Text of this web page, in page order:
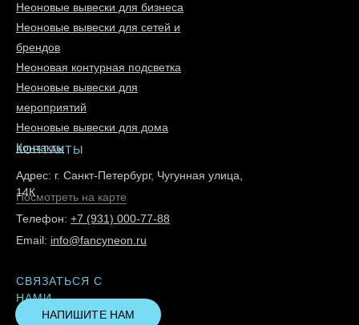
Неоновые вывески для бизнеса
Неоновые вывески для сетей и
брендов
Неоновая контурная подсветка
Неоновые вывески для
мероприятий
Неоновые вывески для дома
Контакты
КОНТАКТЫ
Посмотреть на карте
Адрес: г. Санкт-Петербург, Чугунная улица,
14К
Телефон: +7 (931) 000-77-88
Email: info@fancyneon.ru
СВЯЗАТЬСЯ С
НАМИ
НАПИШИТЕ НАМ